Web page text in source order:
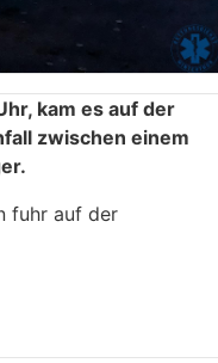
kam es auf der
zwischen einem
fuhr auf der